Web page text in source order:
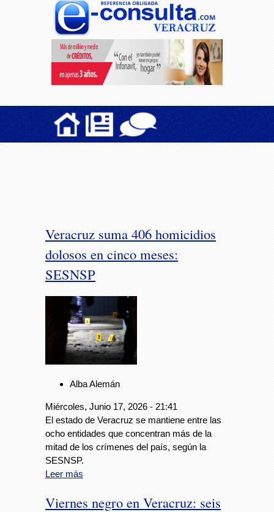
Veracruz suma 406 homicidios
dolosos en cinco meses:
SESNSP
Alba Alemán
Miércoles, Junio 17, 2026 - 21:41
El estado de Veracruz se mantiene entre las
ocho entidades que concentran más de la
mitad de los crímenes del país, según la
SESNSP.
Leer más
Viernes negro en Veracruz: seis